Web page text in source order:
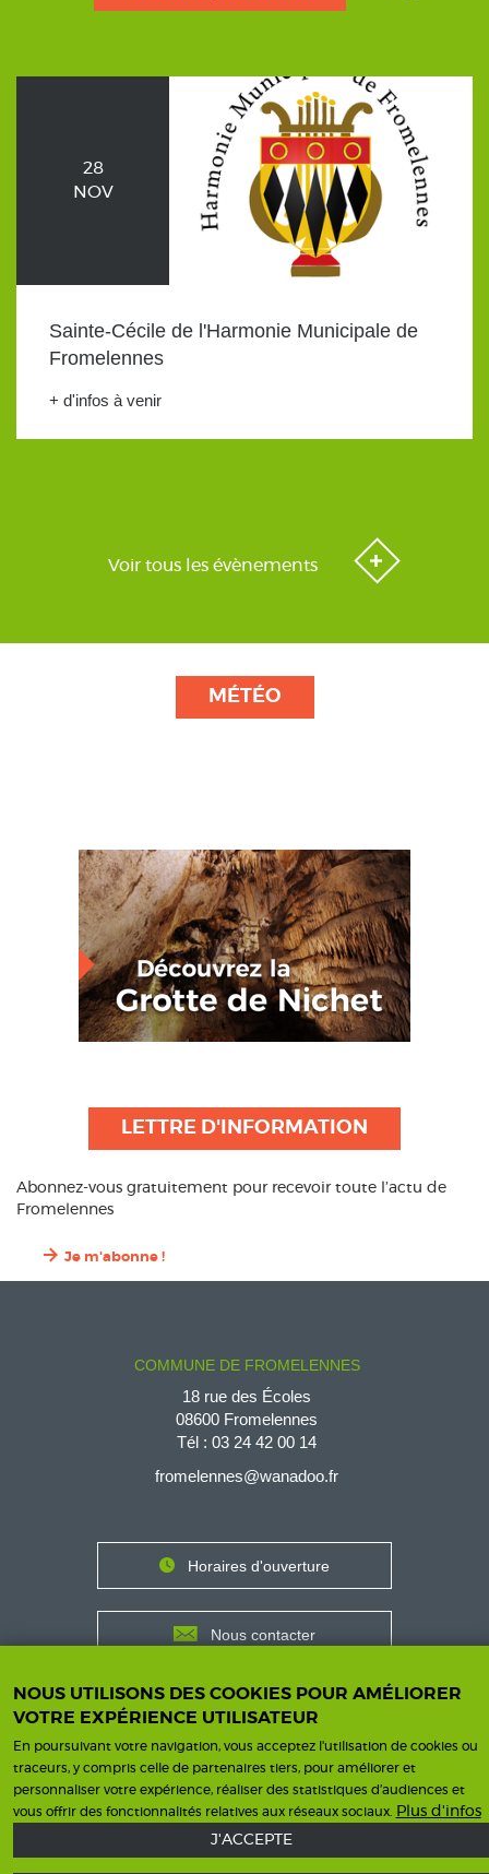
28
NOV
Sainte-Cécile de l'Harmonie Municipale de
Fromelennes
+ d'infos à venir
Voir tous les évènements
MÉTÉO
LETTRE D'INFORMATION
Abonnez-vous gratuitement pour recevoir toute l’actu de
Fromelennes
Je m'abonne !
COMMUNE DE FROMELENNES
18 rue des Écoles
08600 Fromelennes
Tél : 03 24 42 00 14
fromelennes@wanadoo.fr
Contact
Horaires
Horaires d'ouverture
Nous contacter
Footer
menu
Une création ISICS
NOUS UTILISONS DES COOKIES POUR AMÉLIORER
VOTRE EXPÉRIENCE UTILISATEUR
En poursuivant votre navigation, vous acceptez l'utilisation de cookies ou
traceurs, y compris celle de partenaires tiers, pour améliorer et
personnaliser votre expérience, réaliser des statistiques d’audiences et
vous offrir des fonctionnalités relatives aux réseaux sociaux.
Plus d'infos
J'ACCEPTE